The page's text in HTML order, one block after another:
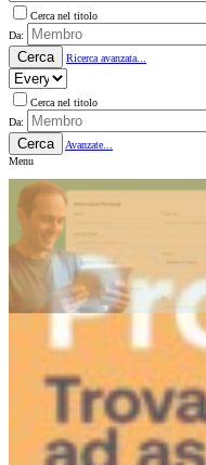
Cerca nel titolo
Da:
Cerca Ricerca avanzata...
Cerca nel titolo
Da:
Cerca
Avanzate...
Menu